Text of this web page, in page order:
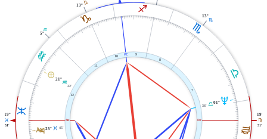
F
G
H
I
J
K
L
W
7
i
8
9
10 X
11
12
L
19°
51'
F
19°
51'
H
13°
J
13°
K
5°
l25° L 45'
U
01°
G
36'
È 21°
K
22'